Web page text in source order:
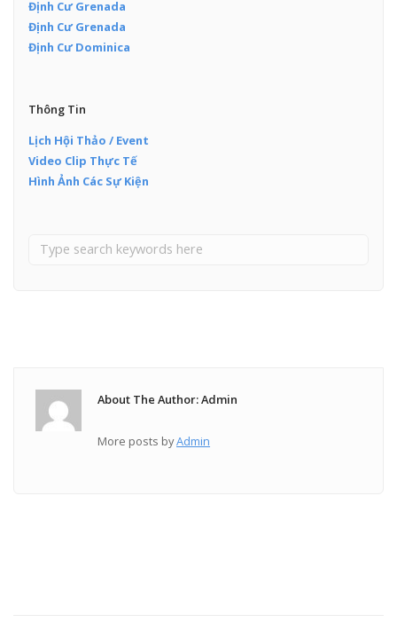
Định Cư Grenada
Định Cư Grenada
Định Cư Dominica
Thông Tin
Lịch Hội Thảo / Event
Video Clip Thực Tế
Hình Ảnh Các Sự Kiện
About The Author: Admin
More posts byAdmin